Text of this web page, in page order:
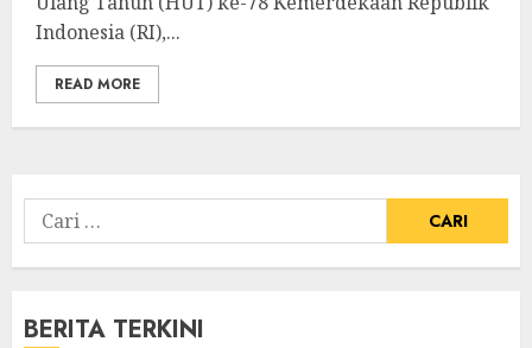
Indonesia (RI),...
READ MORE
Cari
untuk:
BERITA TERKINI